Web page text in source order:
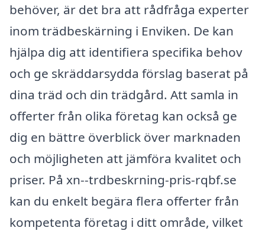
behöver, är det bra att rådfråga experter
inom trädbeskärning i Enviken. De kan
hjälpa dig att identifiera specifika behov
och ge skräddarsydda förslag baserat på
dina träd och din trädgård. Att samla in
offerter från olika företag kan också ge
dig en bättre överblick över marknaden
och möjligheten att jämföra kvalitet och
priser. På xn--trdbeskrning-pris-rqbf.se
kan du enkelt begära flera offerter från
kompetenta företag i ditt område, vilket